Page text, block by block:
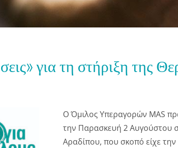
για τη στήριξη της
Ο Όμιλος Υπεραγορών MAS
την Παρασκευή 2 Αυγούστου
Αραδίπου, που σκοπό είχε